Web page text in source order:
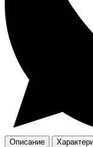
Описание